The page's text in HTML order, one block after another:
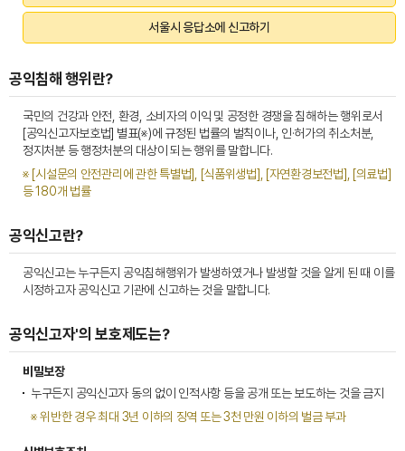
서울시 응답소에 신고하기
공익침해 행위란?
국민의 건강과 안전, 환경, 소비자의 이익 및 공정한 경쟁을 침해하는 행위로서
[공익신고자보호법] 별표(※)에 규정된 법률의 벌칙이나, 인·허가의 취소처분,
정지처분 등 행정처분의 대상이 되는 행위를 말합니다.
※ [시설문의 안전관리에 관한 특별법], [식품위생법], [자연환경보전법], [의료법]
등 180개 법률
공익신고란?
공익신고는 누구든지 공익침해행위가 발생하였거나 발생할 것을 알게 된 때 이를
시정하고자 공익신고 기관에 신고하는 것을 말합니다.
공익신고자'의 보호제도는?
비밀보장
누구든지 공익신고자 동의 없이 인적사항 등을 공개 또는 보도하는 것을 금지
※ 위반한 경우 최대 3년 이하의 징역 또는 3천 만원 이하의 벌금 부과